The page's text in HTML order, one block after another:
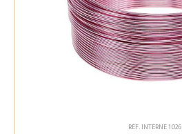
RÉF. INTERNE 1026